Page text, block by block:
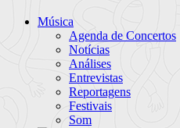
Música
Agenda de Concertos
Notícias
Análises
Entrevistas
Reportagens
Festivais
Som